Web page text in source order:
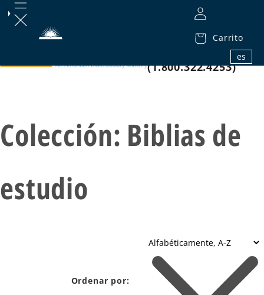
Carrito
es
1.800.32.BIBLE
(1.800.322.4253)
Colección: Biblias de
estudio
Ordenar por: